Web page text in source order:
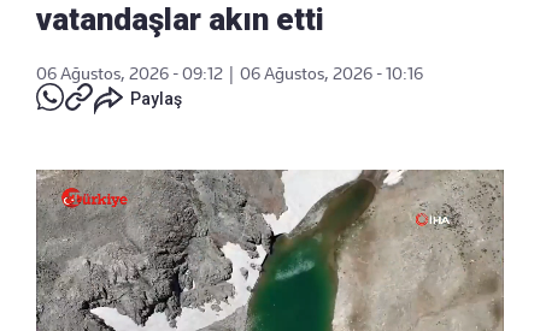
vatandaşlar akın etti
06 Ağustos, 2026 - 09:12
06 Ağustos, 2026 - 10:16
Paylaş